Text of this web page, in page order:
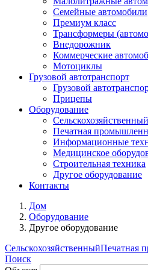
Семейные автомобили
Премиум класс
Трансформеры
Внедорожник
Коммерческие
Мотоциклы
Грузовой автотранспорт
Грузовой
Прицепы
Оборудование
Сельскохозяйственный
Печатная
Информационные
Медицинское
Строительная техника
Другое оборудование
Контакты
Дом
Оборудование
Другое оборудование
СельскохозяйственныйПечатная
Поиск